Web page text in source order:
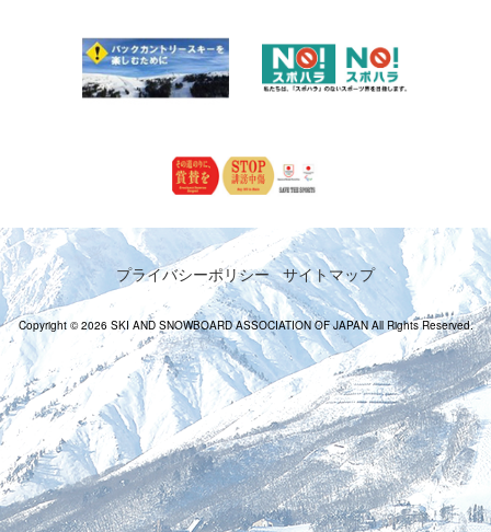
プライバシーポリシー サイトマップ
Copyright © 2026 SKI AND SNOWBOARD ASSOCIATION OF JAPAN All Rights Reserved.